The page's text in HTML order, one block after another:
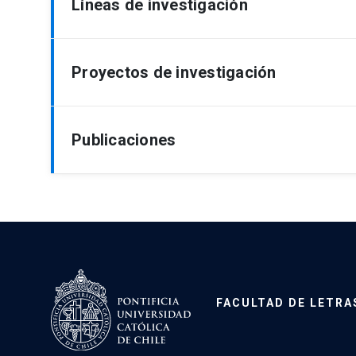
Grado de Salamanca, Universidad de
Licenciada en Educación PUC (2002).
Líneas de investigación
Literatura española (énfasis en literatura
Estudios transatlánticos
Proyectos de investigación
Rodríguez Ferrer, Rocío. “Estudio y edición
lira popular chilena (siglos XIX y XX)”.
Estancia de investigación sobre
Departamento de Estudos Portugueses e
Religioso” del Centro de Investigação
Publicaciones
Rodríguez Ferrer, Rocío.Travesía literaria.
Rodríguez Ferrer, Rocío.Letras y mundo.
proyecto CRA, del Ministerio de Educación.
Rodríguez Ferrer, Rocío.
FACULTAD DE